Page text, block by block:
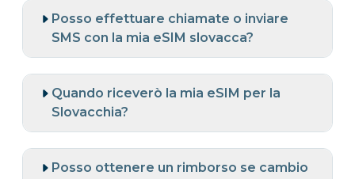
Posso effettuare chiamate o inviare
SMS con la mia eSIM slovacca?
Quando riceverò la mia eSIM per la
Slovacchia?
Posso ottenere un rimborso se cambio